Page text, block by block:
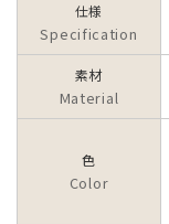
仕様
Specification
素材
Material
色
Color